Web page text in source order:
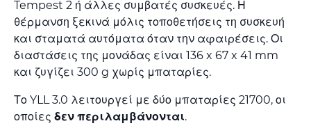
Tempest 2 ή άλλες συμβατές συσκευές. Η
θέρμανση ξεκινά μόλις τοποθετήσεις τη συσκευή
και σταματά αυτόματα όταν την αφαιρέσεις. Οι
διαστάσεις της μονάδας είναι 136 x 67 x 41 mm
και ζυγίζει 300 g χωρίς μπαταρίες.
Το YLL 3.0 λειτουργεί με δύο μπαταρίες 21700, οι
οποίες δεν περιλαμβάνονται.